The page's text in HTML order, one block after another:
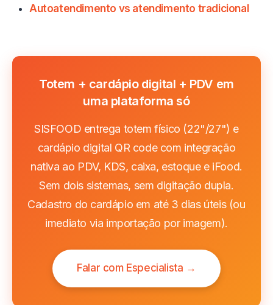
Autoatendimento vs atendimento tradicional
Totem + cardápio digital + PDV em
uma plataforma só
SISFOOD entrega totem físico (22"/27") e
cardápio digital QR code com integração
nativa ao PDV, KDS, caixa, estoque e iFood.
Sem dois sistemas, sem digitação dupla.
Cadastro do cardápio em até 3 dias úteis (ou
imediato via importação por imagem).
Falar com Especialista →